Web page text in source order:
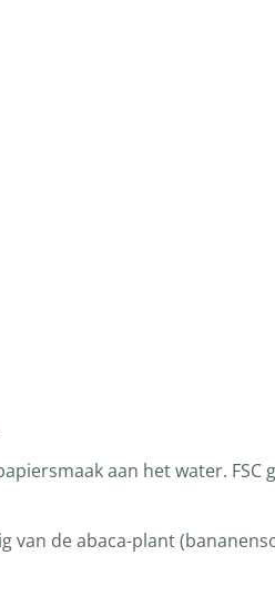
aan het water. FSC
van de abaca-plant